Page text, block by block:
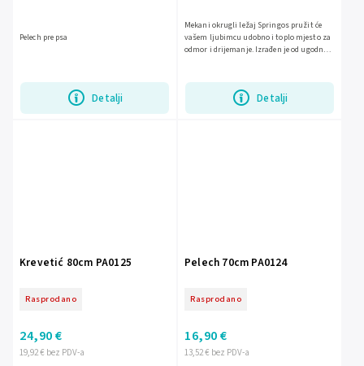
Detalji
Pelech pre psa
Detalji
Mekani okrugli ležaj Springos pružit će
vašem ljubimcu udobno i toplo mjesto za
odmor i drijemanje. Izrađen je od ugodnog
Krevetić 80cm PA0125
Rasprodano
19,92 € bez PDV-a
24,90 €
Pelech 70cm PA0124
Rasprodano
13,52 € bez PDV-a
16,90 €